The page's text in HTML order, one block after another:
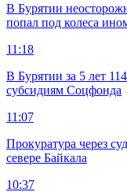
В Бурятии
попал под колеса
11:18
В Бурятии за 5 лет
субсидиям Соцфонда
11:07
Прокуратура через
севере Байкала
10:37